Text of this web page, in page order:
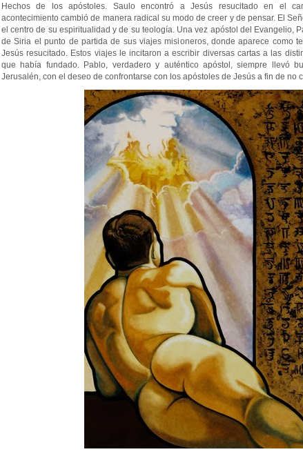
Hechos de los apóstoles. Saulo encontró a Jesús resucitado en el
acontecimiento cambió de manera radical su modo de creer y de pensar. El
el centro de su espiritualidad y de su teología. Una vez apóstol del Evangelio,
de Siria el punto de partida de sus viajes misioneros, donde aparece como
Jesús resucitado. Estos viajes le incitaron a escribir diversas cartas a las
que había fundado. Pablo, verdadero y auténtico apóstol, siempre llevó
Jerusalén, con el deseo de confrontarse con los apóstoles de Jesús a fin de no